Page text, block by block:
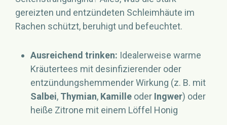
gereizten und entzündeten Schleimhäute im
Rachen schützt, beruhigt und befeuchtet.
Ausreichend trinken: Idealerweise warme
Kräutertees mit desinfizierender oder
entzündungshemmender Wirkung (z. B. mit
Salbei, Thymian, Kamille oder Ingwer) oder
heiße Zitrone mit einem Löffel Honig